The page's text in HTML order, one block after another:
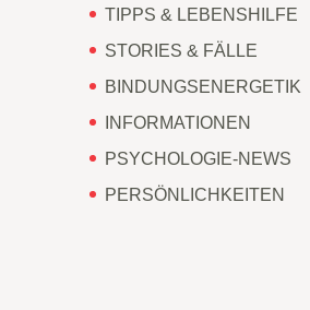
TIPPS & LEBENSHILFE
STORIES & FÄLLE
BINDUNGSENERGETIK
INFORMATIONEN
PSYCHOLOGIE-NEWS
PERSÖNLICHKEITEN